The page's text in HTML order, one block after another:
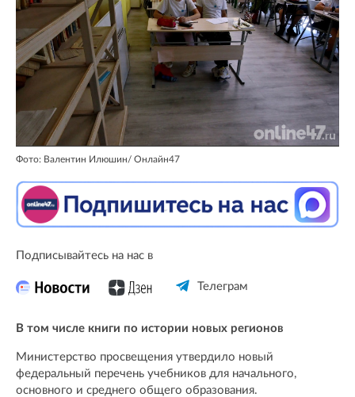
Фото: Валентин Илюшин/ Oнлайн47
Подписывайтесь на нас в
Телеграм
В том числе книги по истории новых регионов
Министерство просвещения утвердило новый
федеральный перечень учебников для начального,
основного и среднего общего образования.